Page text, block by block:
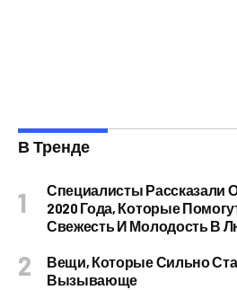
В Тренде
Специалисты Рассказали
2020 Года, Которые
Свежесть И Молодость В
Вещи, Которые Сильно
Вызывающе